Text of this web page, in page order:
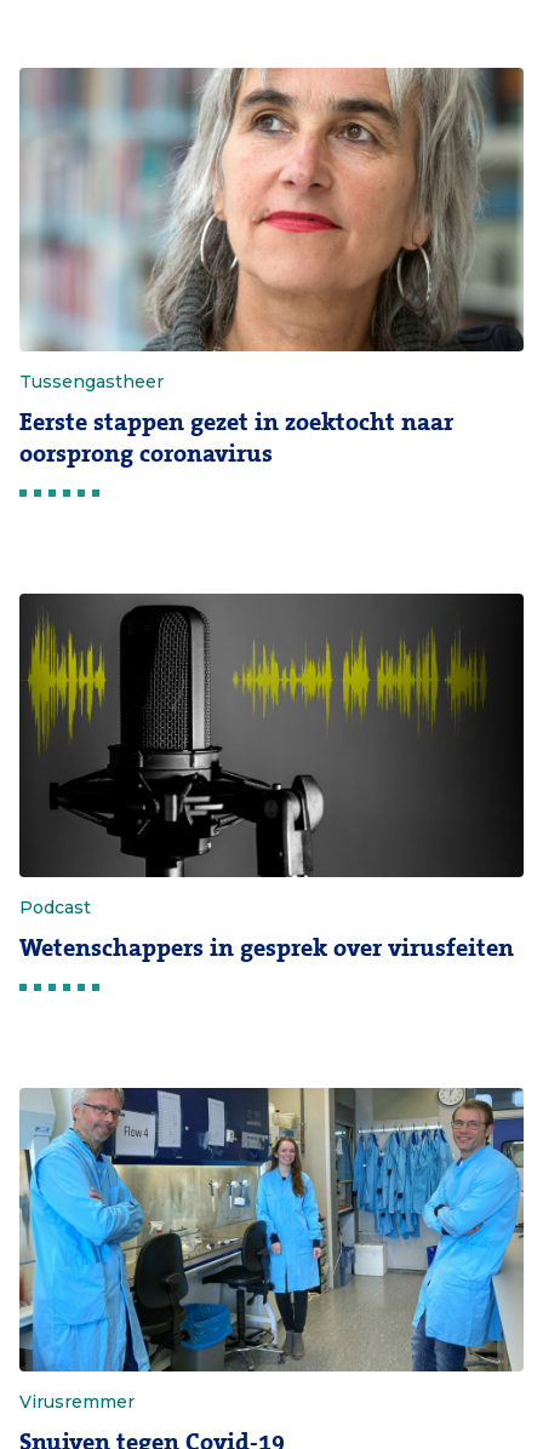
Tussengastheer
Eerste stappen gezet in zoektocht naar
oorsprong coronavirus
Podcast
Wetenschappers in gesprek over virusfeiten
Virusremmer
Snuiven tegen Covid-19